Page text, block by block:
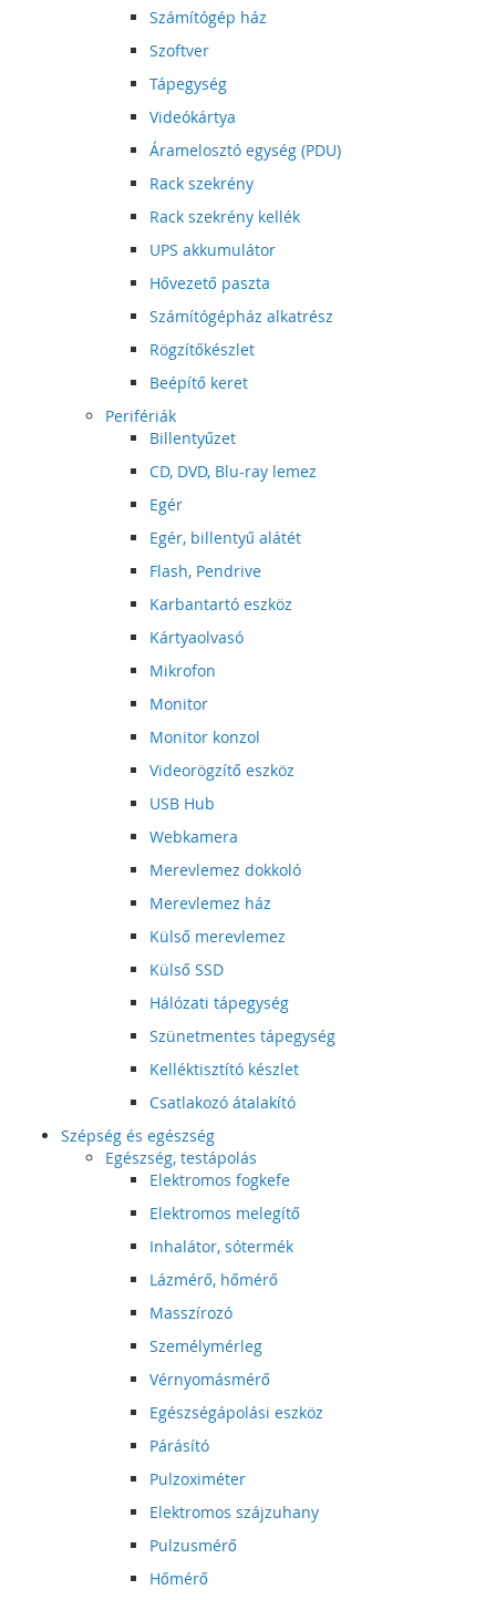
Számítógép ház
Szoftver
Tápegység
Videókártya
Áramelosztó egység (PDU)
Rack szekrény
Rack szekrény kellék
UPS akkumulátor
Hővezető paszta
Számítógépház alkatrész
Rögzítőkészlet
Beépítő keret
Perifériák
Billentyűzet
CD, DVD, Blu-ray lemez
Egér
Egér, billentyű alátét
Flash, Pendrive
Karbantartó eszköz
Kártyaolvasó
Mikrofon
Monitor
Monitor konzol
Videorögzítő eszköz
USB Hub
Webkamera
Merevlemez dokkoló
Merevlemez ház
Külső merevlemez
Külső SSD
Hálózati tápegység
Szünetmentes tápegység
Kelléktisztító készlet
Csatlakozó átalakító
Szépség és egészség
Egészség, testápolás
Elektromos fogkefe
Elektromos melegítő
Inhalátor, sótermék
Lázmérő, hőmérő
Masszírozó
Személymérleg
Vérnyomásmérő
Egészségápolási eszköz
Párásító
Pulzoximéter
Elektromos szájzuhany
Pulzusmérő
Hőmérő